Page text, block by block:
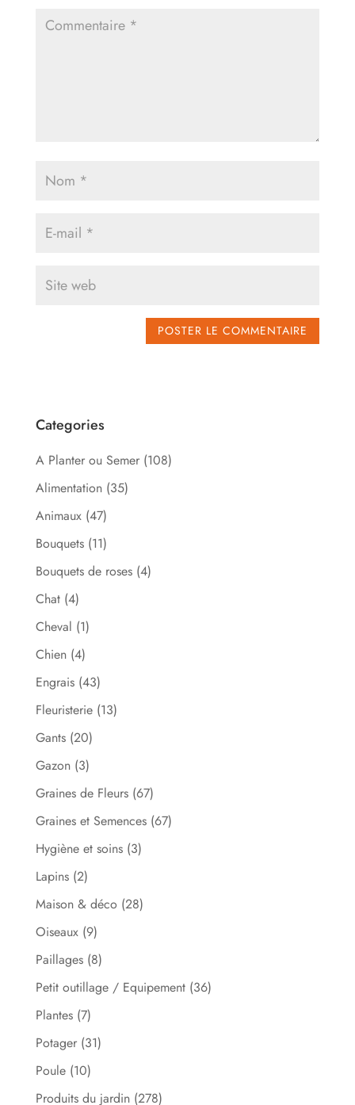
Categories
A Planter ou Semer (108)
Alimentation (35)
Animaux (47)
Bouquets (11)
Bouquets de roses (4)
Chat (4)
Cheval (1)
Chien (4)
Engrais (43)
Fleuristerie (13)
Gants (20)
Gazon (3)
Graines de Fleurs (67)
Graines et Semences (67)
Hygiène et soins (3)
Lapins (2)
Maison & déco (28)
Oiseaux (9)
Paillages (8)
Petit outillage / Equipement (36)
Plantes (7)
Potager (31)
Poule (10)
Produits du jardin (278)